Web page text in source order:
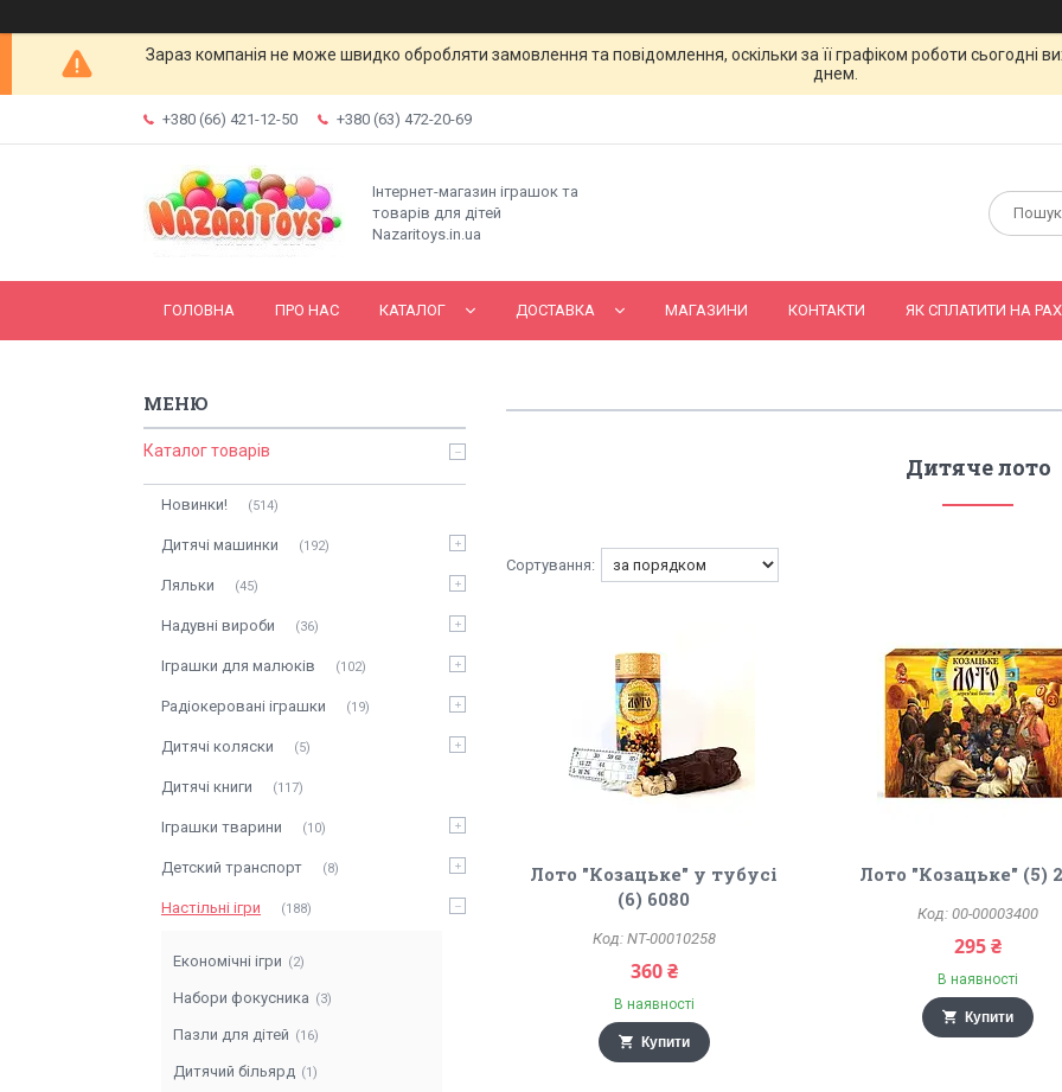
Зараз компанія не може швидко обробляти замовлення та повідомлення, оскільки за її графіком роботи
днем.
+380 (66) 421-12-50 +380 (63) 472-20-69
Інтернет-магазин іграшок та
товарів для дітей
Nazaritoys.in.ua
ГОЛОВНА ПРО НАС КАТАЛОГ ДОСТАВКА МАГАЗИНИ КОНТАКТИ ЯК СПЛАТИТИ НА
Дитяче лото
Лото "Козацьке" у тубусі
(6) 6080
NT-00010258
360 ₴
В наявності
Купити
Лото "Козацьке" (5)
00-00003400
295 ₴
В наявності
Купити
Каталог товарів
Новинки! 514
Дитячі машинки 192
Ляльки 45
Надувні вироби 36
Іграшки для малюків 102
Радіокеровані іграшки 19
Дитячі коляски 5
Дитячі книги 117
Іграшки тварини 10
Детский транспорт 8
Настільні ігри 188
Економічні ігри 2
Набори фокусника 3
Пазли для дітей 16
Дитячий більярд 1